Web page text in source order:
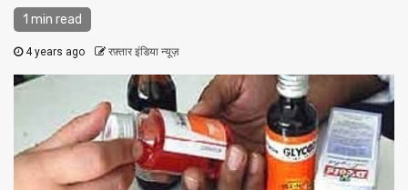
1 min read
4 years ago रफ़्तार इंडिया न्यूज़